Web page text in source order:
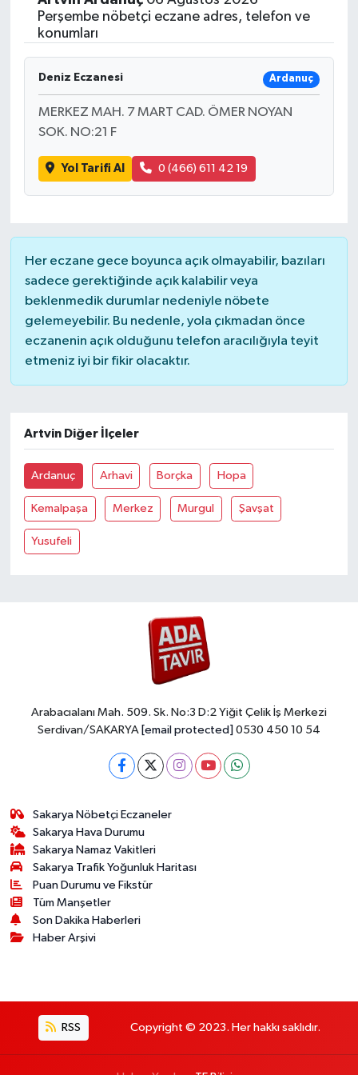
Perşembe nöbetçi eczane adres, telefon ve
konumları
Deniz Eczanesi Ardanuç
MERKEZ MAH. 7 MART CAD. ÖMER NOYAN
SOK. NO:21 F
Yol Tarifi Al 0 (466) 611 42 19
Her eczane gece boyunca açık olmayabilir, bazıları
sadece gerektiğinde açık kalabilir veya
beklenmedik durumlar nedeniyle nöbete
gelemeyebilir. Bu nedenle, yola çıkmadan önce
eczanenin açık olduğunu telefon aracılığıyla teyit
etmeniz iyi bir fikir olacaktır.
Artvin Diğer İlçeler
Ardanuç Arhavi Borçka Hopa
Kemalpaşa Merkez Murgul Şavşat
Yusufeli
Arabacıalanı Mah. 509. Sk. No:3 D:2 Yiğit Çelik İş Merkezi
Serdivan/SAKARYA [email protected] 0530 450 10 54
Sakarya Nöbetçi Eczaneler
Sakarya Hava Durumu
Sakarya Namaz Vakitleri
Sakarya Trafik Yoğunluk Haritası
Puan Durumu ve Fikstür
Tüm Manşetler
Son Dakika Haberleri
Haber Arşivi
RSS Copyright © 2023. Her hakkı saklıdır.